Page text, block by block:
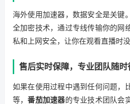
海外使用加速器，数据安全是关键。
全加密技术，通过专线传输你的网
私和上网安全，让你在观看直播时没
售后实时保障，专业团队随时
如果在使用过程中遇到任何问题，
等，番茄加速器的专业技术团队会